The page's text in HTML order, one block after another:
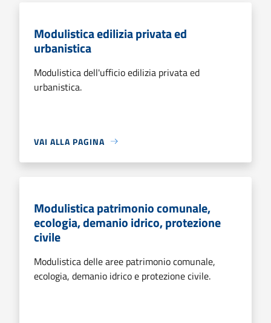
Modulistica edilizia privata ed
urbanistica
Modulistica dell'ufficio edilizia privata ed
urbanistica.
VAI ALLA PAGINA
Modulistica patrimonio comunale,
ecologia, demanio idrico, protezione
civile
Modulistica delle aree patrimonio comunale,
ecologia, demanio idrico e protezione civile.